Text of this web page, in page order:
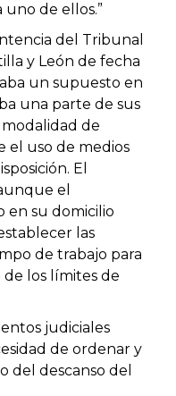
uno de ellos.”
del Tribunal
y León de fecha
un supuesto en
una parte de sus
de
el uso de medios
El
el
en su domicilio
las
de trabajo para
los límites de
judiciales
de ordenar y
del descanso del